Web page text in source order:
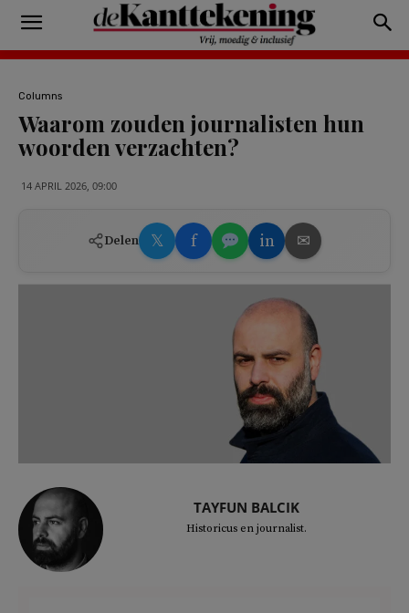
Columns
Waarom zouden journalisten hun
woorden verzachten?
14 APRIL 2026, 09:00
Delen 𝕏 f in ✉
TAYFUN BALCIK
Historicus en journalist.